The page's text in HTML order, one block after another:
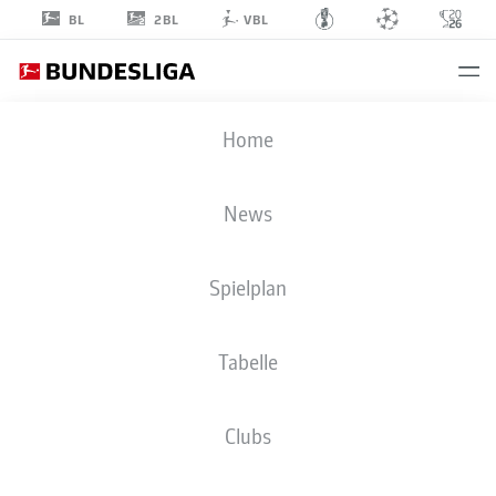
BL 2BL VBL
Home
News
Spielplan
Tabelle
Clubs